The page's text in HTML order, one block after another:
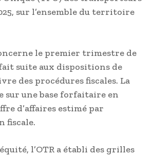
sur l’ensemble du territoire
le premier trimestre de
fait suite aux dispositions de
des procédures fiscales. La
sur une base forfaitaire en
d’affaires estimé par
fiscale.
l’OTR a établi des grilles